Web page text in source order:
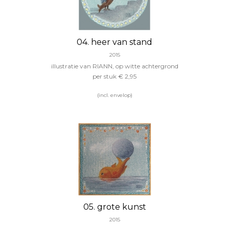
04. heer van stand
2015
illustratie van RIANN, op witte achtergrond
per stuk € 2,95
(incl. envelop)
05. grote kunst
2015